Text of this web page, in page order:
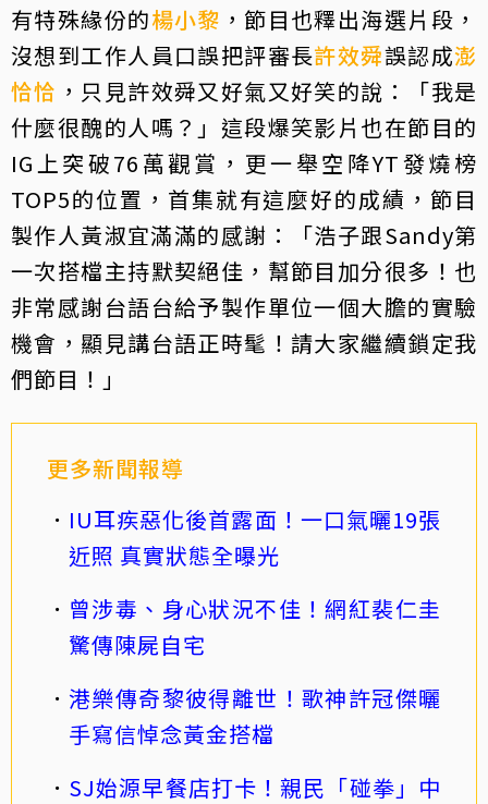
有特殊緣份的楊小黎 ，節目也釋出海選片段，
沒想到工作人員口誤把評審長許效舜誤認成澎
恰恰 ，只見許效舜又好氣又好笑的說：「我是
什麼很醜的人嗎？」這段爆笑影片也在節目的
IG上突破76萬觀賞，更一舉空降YT發燒榜
TOP5的位置，首集就有這麼好的成績，節目
製作人黃淑宜滿滿的感謝：「浩子跟Sandy第
一次搭檔主持默契絕佳，幫節目加分很多！也
非常感謝台語台給予製作單位一個大膽的實驗
機會，顯見講台語正時髦！請大家繼續鎖定我
們節目！」
更多新聞報導
IU耳疾惡化後首露面！一口氣曬19張
近照 真實狀態全曝光
曾涉毒、身心狀況不佳！網紅裴仁圭
驚傳陳屍自宅
港樂傳奇黎彼得離世！歌神許冠傑曬
手寫信悼念黃金搭檔
SJ始源早餐店打卡！親民「碰拳」中